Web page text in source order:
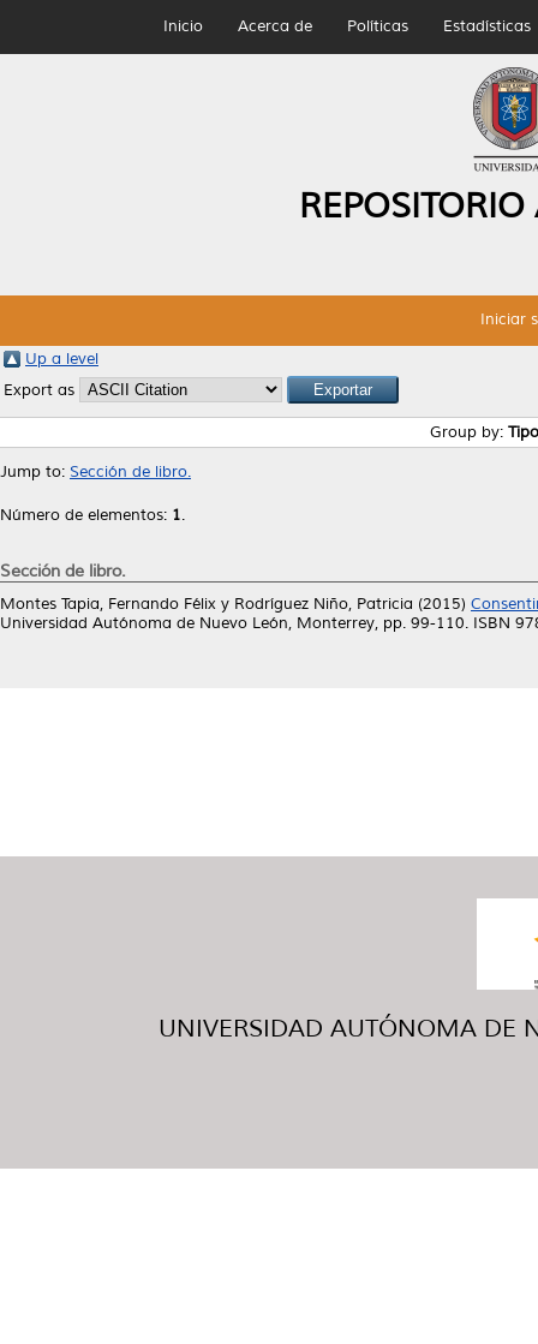
Inicio Acerca de Políticas Estadísticas
Iniciar
Up a level
Export as
Group by:
Jump to: Sección de libro.
Número de elementos: 1.
Sección de libro.
Montes Tapia, Fernando Félix y Rodríguez Niño, Patricia (2015)
Universidad Autónoma de Nuevo León, Monterrey, pp. 99-110. ISBN
UNIVERSIDAD AUTÓNOMA DE